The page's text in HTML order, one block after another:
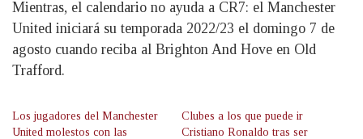
Mientras, el calendario no ayuda a CR7: el Manchester
United iniciará su temporada 2022/23 el domingo 7 de
agosto cuando reciba al Brighton And Hove en Old
Trafford.
Los jugadores del Manchester
United molestos con las
Clubes a los que puede ir
Cristiano Ronaldo tras ser